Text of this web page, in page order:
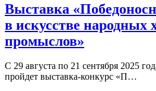
Выставка
в искусстве народных
промыслов»
С 29 августа по 21 сентября 2025
пройдет выставка-конкурс «П…